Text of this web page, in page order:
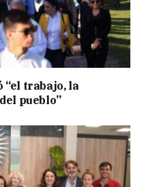
“el trabajo, la
pueblo”